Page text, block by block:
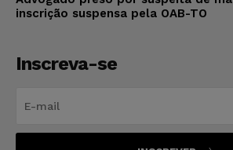
inscrição suspensa pela OAB-TO
Inscreva-se